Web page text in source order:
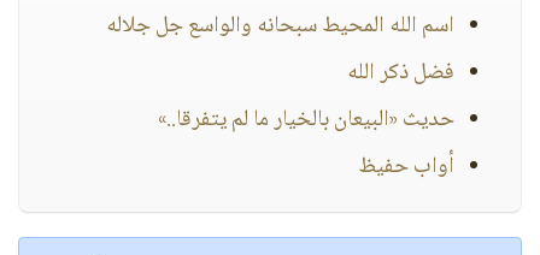
اسم الله المحيط سبحانه والواسع جل جلاله
فضل ذكر الله
حديث «البيعان بالخيار ما لم يتفرقا..»
أواب حفيظ